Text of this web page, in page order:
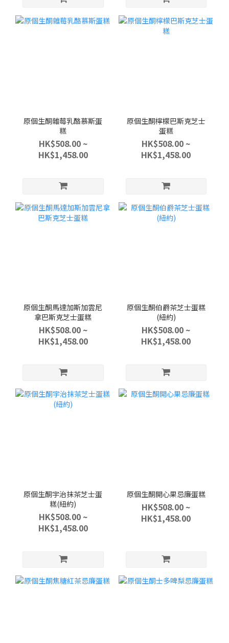
原個生酮雜莓乳酪慕斯蛋
糕
HK$508.00 ~
HK$1,458.00
原個生酮檸檬巴斯克芝士
蛋糕
HK$508.00 ~
HK$1,458.00
原個生酮馬達加斯加雲尼
拿巴斯克芝士蛋糕
HK$508.00 ~
HK$1,458.00
原個生酮伯爵茶芝士蛋糕
(紐約)
HK$508.00 ~
HK$1,458.00
原個生酮宇治抹茶芝士蛋
糕(紐約)
HK$508.00 ~
HK$1,458.00
原個生酮開心果忌廉蛋糕
HK$508.00 ~
HK$1,458.00